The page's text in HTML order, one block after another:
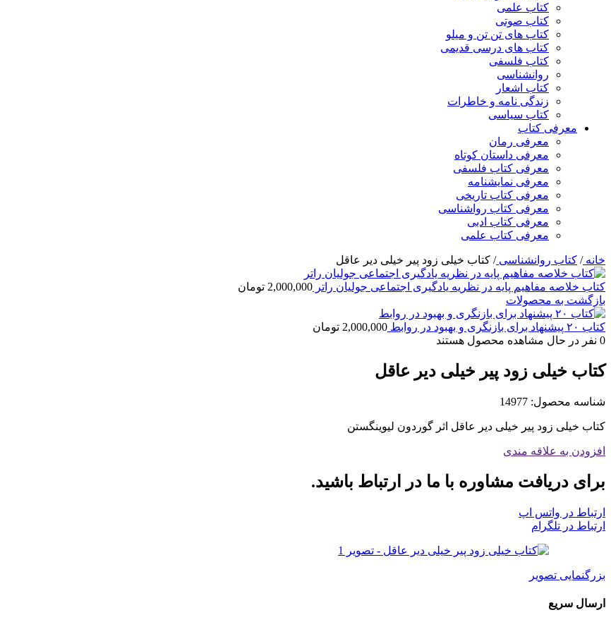
کتاب علمی
کتاب صوتی
کتاب های تن تن و میلو
کتاب های درسی قدیمی
کتاب فلسفی
روانشناسی
کتاب اشعار
زندگی نامه و خاطرات
کتاب سیاسی
معرفی کتاب
معرفی رمان
معرفی داستان کوتاه
معرفی کتاب فلسفی
معرفی نمایشنامه
معرفی کتاب تاریخی
معرفی کتاب رواشناسی
معرفی کتاب ادبی
معرفی کتاب علمی
خانه/ کتاب روانشناسی/ کتاب خیلی زود پیر خیلی دیر عاقل
کتاب خلاصه مفاهیم پایه در نظریه یادگیری اجتماعی جولیان راتر 2,000,000 تومان
بازگشت به محصولات
کتاب ۲۰ پیشنهاد برای بازنگری و بهبود در روابط 2,000,000 تومان
0 نفر در حال مشاهده محصول هستند
کتاب خیلی زود پیر خیلی دیر عاقل
شناسه محصول: 14977
کتاب خیلی زود پیر خیلی دیر عاقل اثر گوردون لیوینگستن
افزودن به علاقه مندی
برای دریافت مشاوره با ما در ارتباط باشید.
ارتباط در واتس اپ
ارتباط در تلگرام
بزرگنمایی تصویر
ارسال سریع